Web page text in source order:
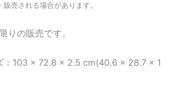
売される場合があります。
りの販売です。
：103 × 72.8 × 2.5 cm(40.6 × 28.7 × 1